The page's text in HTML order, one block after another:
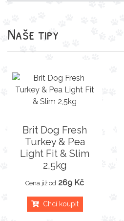
Naše tipy
Brit Dog Fresh
Turkey & Pea
Light Fit & Slim
2,5kg
Cena již od 269 Kč
Chci koupit